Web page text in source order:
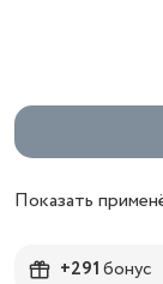
Показать
+291бонус